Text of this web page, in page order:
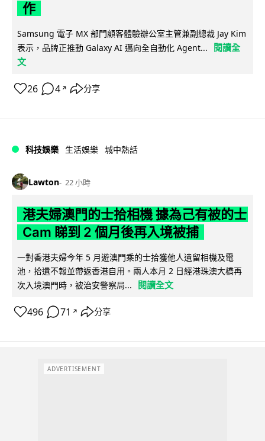
作
Samsung 電子 MX 部門顧客體驗辦公室主管兼副總裁 Jay Kim
表示，品牌正推動 Galaxy AI 邁向全自動化 Agent...
閱讀全
文
26 4 ↗ 分享
科技娛樂 生活娛樂 城中熱話
Lawton 22 小時
港夫婦澳門的士拾相機 據為己有被的士
Cam 睇到 2 個月後再入境被捕
一對香港夫婦今年 5 月遊澳門乘的士拾獲他人遺留相機及電
池，拾遺不報並帶返香港自用。兩人本月 2 日經港珠澳大橋再
次入境澳門時，被治安警察局...
閱讀全文
496 71 ↗ 分享
ADVERTISEMENT